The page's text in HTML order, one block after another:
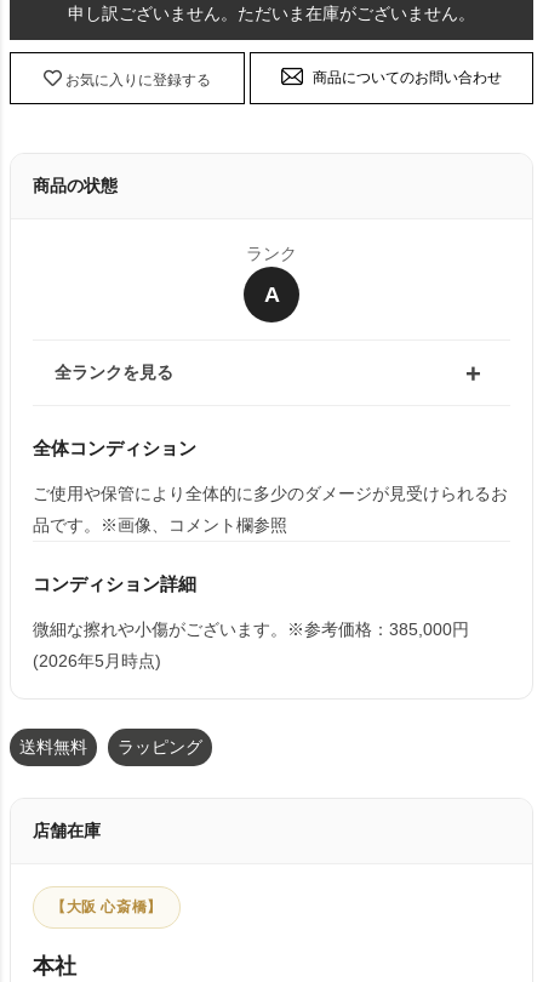
申し訳ございません。ただいま在庫がございません。
お気に入りに登録する 商品についてのお問い合わせ
商品の状態
ランク
A
全ランクを見る
全体コンディション
ご使用や保管により全体的に多少のダメージが見受けられるお
品です。※画像、コメント欄参照
コンディション詳細
微細な擦れや小傷がございます。※参考価格：385,000円
(2026年5月時点)
送料無料 ラッピング
店舗在庫
【大阪 心斎橋】
本社